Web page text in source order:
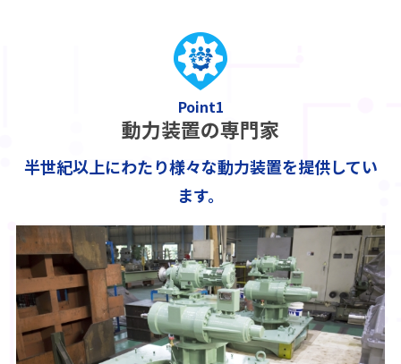
Point1
動力装置の専門家
半世紀以上にわたり様々な動力装置を提供してい
ます。